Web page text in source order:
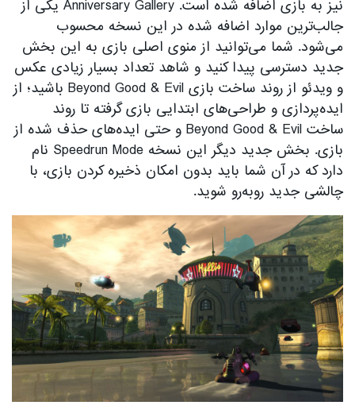
نیز به بازی اضافه شده است. Anniversary Gallery یکی از
جالب‌ترین موارد اضافه شده در این نسخه محسوب
می‌شود. شما می‌توانید از منوی اصلی بازی به این بخش
جدید دسترسی پیدا کنید و شاهد تعداد بسیار زیادی عکس
و ویدئو از روند ساخت بازی Beyond Good & Evil باشید؛ از
ایده‌پردازی و طراحی‌های ابتدایی بازی گرفته تا روند
ساخت Beyond Good & Evil و حتی ایده‌های حذف شده از
بازی. بخش جدید دیگر این نسخه Speedrun Mode نام
دارد که در آن شما باید بدون امکان ذخیره کردن بازی، با
چالشی جدید روبه‌رو شوید.